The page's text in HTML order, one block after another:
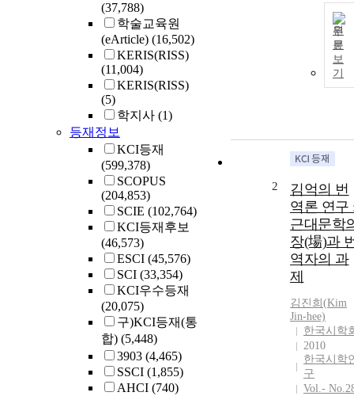
(37,788)
학술교육원
(eArticle) (16,502)
KERIS(RISS)
(11,004)
KERIS(RISS)
(5)
학지사 (1)
등재정보
KCI등재
(599,378)
SCOPUS
(204,853)
SCIE (102,764)
KCI등재후보
(46,573)
ESCI (45,576)
SCI (33,354)
KCI우수등재
(20,075)
구)KCI등재(통
합) (5,448)
3903 (4,465)
SSCI (1,855)
AHCI (740)
원
문
보
기
2
김억의 번
역론 연구
근대문학
장(場)과
역자의 과
제
김진희(Kim
Jin-hee)
한국시학
2010
한국시학
구
Vol.-